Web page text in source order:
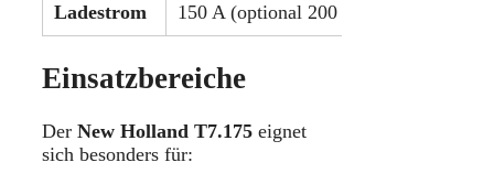
Ladestrom 150 A (optional 200 A)
Einsatzbereiche
Der New Holland T7.175 eignet
sich besonders für: